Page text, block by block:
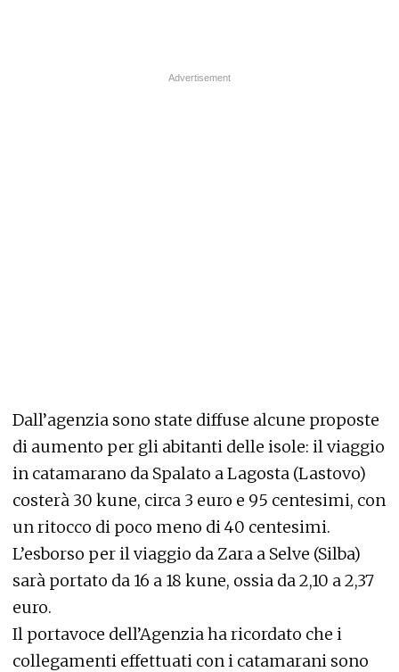
Dall’agenzia sono state diffuse alcune proposte
di aumento per gli abitanti delle isole: il viaggio
in catamarano da Spalato a Lagosta (Lastovo)
costerà 30 kune, circa 3 euro e 95 centesimi, con
un ritocco di poco meno di 40 centesimi.
L’esborso per il viaggio da Zara a Selve (Silba)
sarà portato da 16 a 18 kune, ossia da 2,10 a 2,37
euro.
Il portavoce dell’Agenzia ha ricordato che i
collegamenti effettuati con i catamarani sono